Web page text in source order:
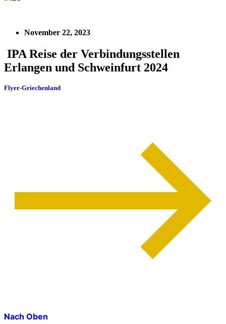
November 22, 2023
IPA Reise der Verbindungsstellen
Erlangen und Schweinfurt 2024
Flyer-Griechenland
Nach Oben